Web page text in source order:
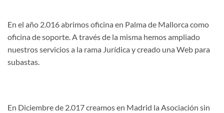
En el año 2.016 abrimos oficina en Palma de Mallorca como
oficina de soporte. A través de la misma hemos ampliado
nuestros servicios a la rama Jurídica y creado una Web para
subastas.
En Diciembre de 2.017 creamos en Madrid la Asociación sin